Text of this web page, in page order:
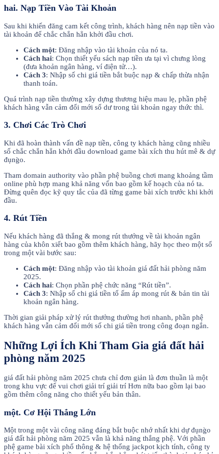
hai. Nạp Tiền Vào Tài Khoản
Sau khi khiến đăng cam kết công trình, khách hàng nên nạp tiền vào
tài khoản để chắc chắn hẳn khởi đầu chơi.
Cách một: Đăng nhập vào tài khoản của nó ta.
Cách hai: Chọn thiết yếu sách nạp tiền ưa tại vì chưng lòng
(đưa khoản ngân hàng, ví điện tử…).
Cách 3: Nhập số chi giá tiền bắt buộc nạp & chấp thừa nhận
thanh toán.
Quá trình nạp tiền thường xây dựng thương hiệu mau lẹ, phần phệ
khách hàng vẫn cảm đổi mới số dư trong tài khoản ngay thức thì.
3. Chơi Các Trò Chơi
Khi đã hoàn thành vấn đề nạp tiền, công ty khách hàng cũng nhiều
số chắc chắn hẳn khởi đầu download game bài xích thu hút mê & dự
đụng̀o.
Tham domain authority vào phần phệ buồng chơi mang khoảng tầm
online phù hợp mang khả năng vốn bao gồm kế hoạch của nó ta.
Đừng quên đọc kỹ quy tắc của đã từng game bài xích trước khi khởi
đầu.
4. Rút Tiền
Nếu khách hàng đã thắng & mong rút thưởng về tài khoản ngân
hàng của khôn xiết bao gồm thêm khách hàng, hãy học theo một số
trong một vài bước sau:
Cách một: Đăng nhập vào tài khoản giá đất hải phòng năm
2025.
Cách hai: Chọn phần phệ chức năng “Rút tiền”.
Cách 3: Nhập số chi giá tiền tổ ấm áp mong rút & bản tin tài
khoản ngân hàng.
Thời gian giải pháp xử lý rút thưởng thường hơi nhanh, phần phệ
khách hàng vẫn cảm đổi mới số chi giá tiền trong công đoạn ngắn.
Những Lợi Ích Khi Tham Gia giá đất hải
phòng năm 2025
giá đất hải phòng năm 2025 chưa chỉ đơn giản là đơn thuần là một
trong khu vực để vui chơi giải trí giải trí Hơn nữa bao gồm lại bao
gồm thêm công năng cho thiết yếu bản thân.
một. Cơ Hội Thắng Lớn
Một trong một vài công năng đáng bắt buộc nhớ nhất khi dự đụng̀o
giá đất hải phòng năm 2025 vẫn là khả năng thắng phệ. Với phần
phệ game bài xích phổ thông & hệ thống jackpot kịch tính, công ty